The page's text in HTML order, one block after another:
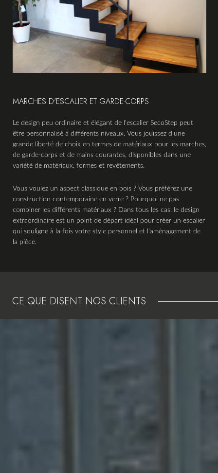
MARCHES D'ESCALIER ET GARDE-CORPS
Le design peu ordinaire et élégant de l'escalier SecoStep peut
être personnalisé à différents niveaux. Vous jouissez d'une
grande liberté de choix en termes de matériaux pour les marches,
de garde-corps et de mains courantes, disponibles dans une
variété de matériaux, formes et revêtements.
Vous voulez un aspect classique en bois ? Vous préférez une
construction contemporaine en verre ? Pourquoi ne pas
combiner les différents matériaux ? Dans tous les cas, le design
extraordinaire est un point de départ idéal pour créer un escalier
qui souligne à la fois votre style personnel et l'aménagement de
la pièce.
CE QUE DISENT NOS CLIENTS